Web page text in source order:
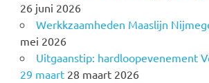
26 juni 2026
Werkkzaamheden Maaslijn
mei 2026
Uitgaanstip: hardloopevenement
29 maart 28 maart 2026